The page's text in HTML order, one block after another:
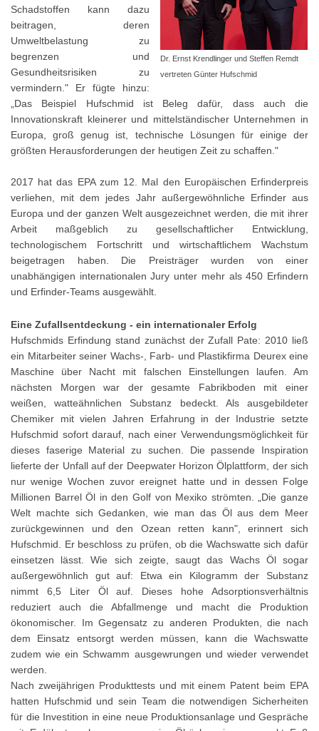
Dr. Ernst Krendlinger und Steffen Remdt
vertreten Günter Hufschmid
Schadstoffen kann dazu
beitragen, deren
Umweltbelastung zu
begrenzen und
Gesundheitsrisiken zu
vermindern." Er fügte hinzu:
„Das Beispiel Hufschmid ist Beleg dafür, dass auch die
Innovationskraft kleinerer und mittelständischer Unternehmen in
Europa, groß genug ist, technische Lösungen für einige der
größten Herausforderungen der heutigen Zeit zu schaffen."
2017 hat das EPA zum 12. Mal den Europäischen Erfinderpreis
verliehen, mit dem jedes Jahr außergewöhnliche Erfinder aus
Europa und der ganzen Welt ausgezeichnet werden, die mit ihrer
Arbeit maßgeblich zu gesellschaftlicher Entwicklung,
technologischem Fortschritt und wirtschaftlichem Wachstum
beigetragen haben. Die Preisträger wurden von einer
unabhängigen internationalen Jury unter mehr als 450 Erfindern
und Erfinder-Teams ausgewählt.
Eine Zufallsentdeckung - ein internationaler Erfolg
Hufschmids Erfindung stand zunächst der Zufall Pate: 2010 ließ
ein Mitarbeiter seiner Wachs-, Farb- und Plastikfirma Deurex eine
Maschine über Nacht mit falschen Einstellungen laufen. Am
nächsten Morgen war der gesamte Fabrikboden mit einer
weißen, watteähnlichen Substanz bedeckt. Als ausgebildeter
Chemiker mit vielen Jahren Erfahrung in der Industrie setzte
Hufschmid sofort darauf, nach einer Verwendungsmöglichkeit für
dieses faserige Material zu suchen. Die passende Inspiration
lieferte der Unfall auf der Deepwater Horizon Ölplattform, der sich
nur wenige Wochen zuvor ereignet hatte und in dessen Folge
Millionen Barrel Öl in den Golf von Mexiko strömten. „Die ganze
Welt machte sich Gedanken, wie man das Öl aus dem Meer
zurückgewinnen und den Ozean retten kann", erinnert sich
Hufschmid. Er beschloss zu prüfen, ob die Wachswatte sich dafür
einsetzen lässt. Wie sich zeigte, saugt das Wachs Öl sogar
außergewöhnlich gut auf: Etwa ein Kilogramm der Substanz
nimmt 6,5 Liter Öl auf. Dieses hohe Adsorptionsverhältnis
reduziert auch die Abfallmenge und macht die Produktion
ökonomischer. Im Gegensatz zu anderen Produkten, die nach
dem Einsatz entsorgt werden müssen, kann die Wachswatte
zudem wie ein Schwamm ausgewrungen und wieder verwendet
werden.
Nach zweijährigen Produkttests und mit einem Patent beim EPA
hatten Hufschmid und sein Team die notwendigen Sicherheiten
für die Investition in eine neue Produktionsanlage und Gespräche